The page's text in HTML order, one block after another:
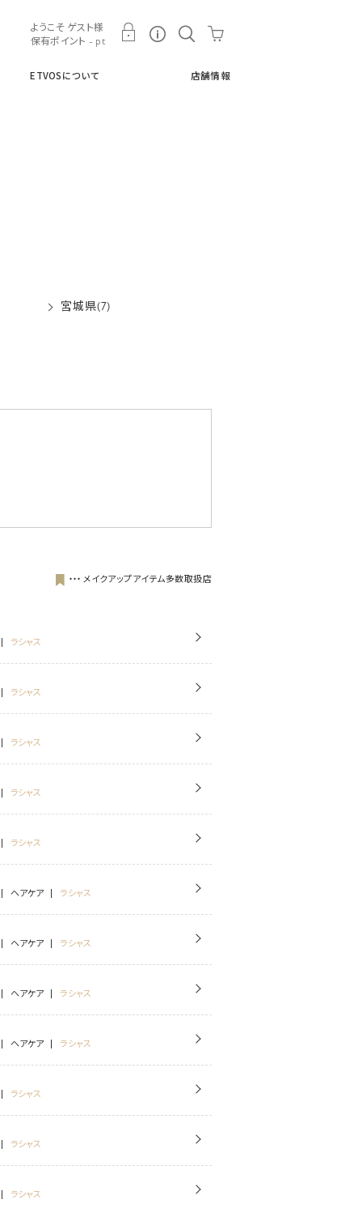
ETVOSについて 店舗情報
ようこそ ゲスト様
保有ポイント - pt
宮城県(7)
・・・ メイクアップアイテム多数取扱店
ラシャス
ラシャス
ラシャス
ラシャス
ラシャス
ヘアケア ラシャス
ヘアケア ラシャス
ヘアケア ラシャス
ヘアケア ラシャス
ラシャス
ラシャス
ラシャス